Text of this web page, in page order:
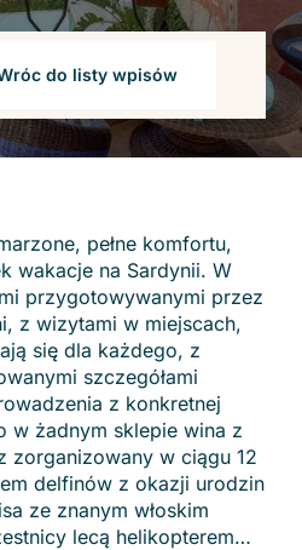
do listy wpisów
pełne komfortu,
wakacje na Sardynii. W
przygotowywanymi przez
z wizytami w miejscach,
się dla każdego, z
szczegółami
z konkretnej
w żadnym sklepie wina z
zorganizowany w ciągu 12
delfinów z okazji urodzin
ze znanym włoskim
lecą helikopterem…